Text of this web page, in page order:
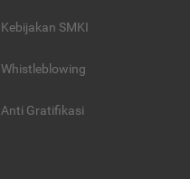
Kebijakan SMKI
Whistleblowing
Anti Gratifikasi